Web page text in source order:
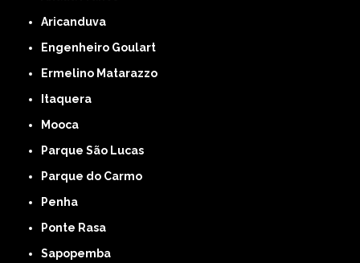
Aricanduva
Engenheiro Goulart
Ermelino Matarazzo
Itaquera
Mooca
Parque São Lucas
Parque do Carmo
Penha
Ponte Rasa
Sapopemba